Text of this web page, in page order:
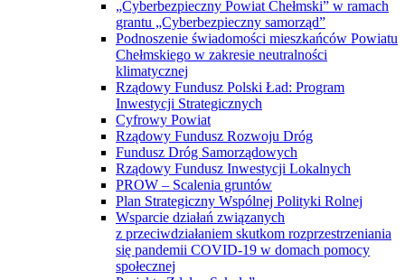
„Cyberbezpieczny Powiat Chełmski” w ramach
grantu „Cyberbezpieczny samorząd”
Podnoszenie świadomości mieszkańców Powiatu
Chełmskiego w zakresie neutralności
klimatycznej
Rządowy Fundusz Polski Ład: Program
Inwestycji Strategicznych
Cyfrowy Powiat
Rządowy Fundusz Rozwoju Dróg
Fundusz Dróg Samorządowych
Rządowy Fundusz Inwestycji Lokalnych
PROW – Scalenia gruntów
Plan Strategiczny Wspólnej Polityki Rolnej
Wsparcie działań związanych
z przeciwdziałaniem skutkom rozprzestrzeniania
się pandemii COVID-19 w domach pomocy
społecznej